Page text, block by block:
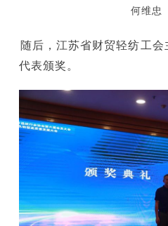
何维忠
后，江苏省财贸轻纺工会
代表颁奖。